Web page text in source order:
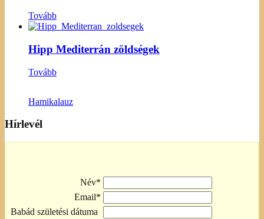
Tovább
Hipp Mediterrán zöldségek
Tovább
Hamikalauz
Hírlevél
Név*
Email*
Babád születési dátuma